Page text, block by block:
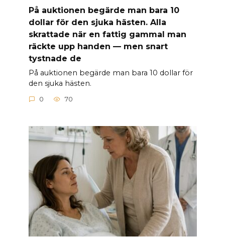
På auktionen begärde man bara 10
dollar för den sjuka hästen. Alla
skrattade när en fattig gammal man
räckte upp handen — men snart
tystnade de
På auktionen begärde man bara 10 dollar för
den sjuka hästen.
0 70